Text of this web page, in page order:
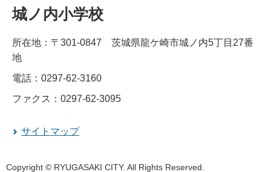
城ノ内小学校
所在地：〒301-0847 茨城県龍ケ崎市城ノ内5丁目27番
地
電話：0297-62-3160
ファクス：0297-62-3095
サイトマップ
Copyright © RYUGASAKI CITY. All Rights Reserved.